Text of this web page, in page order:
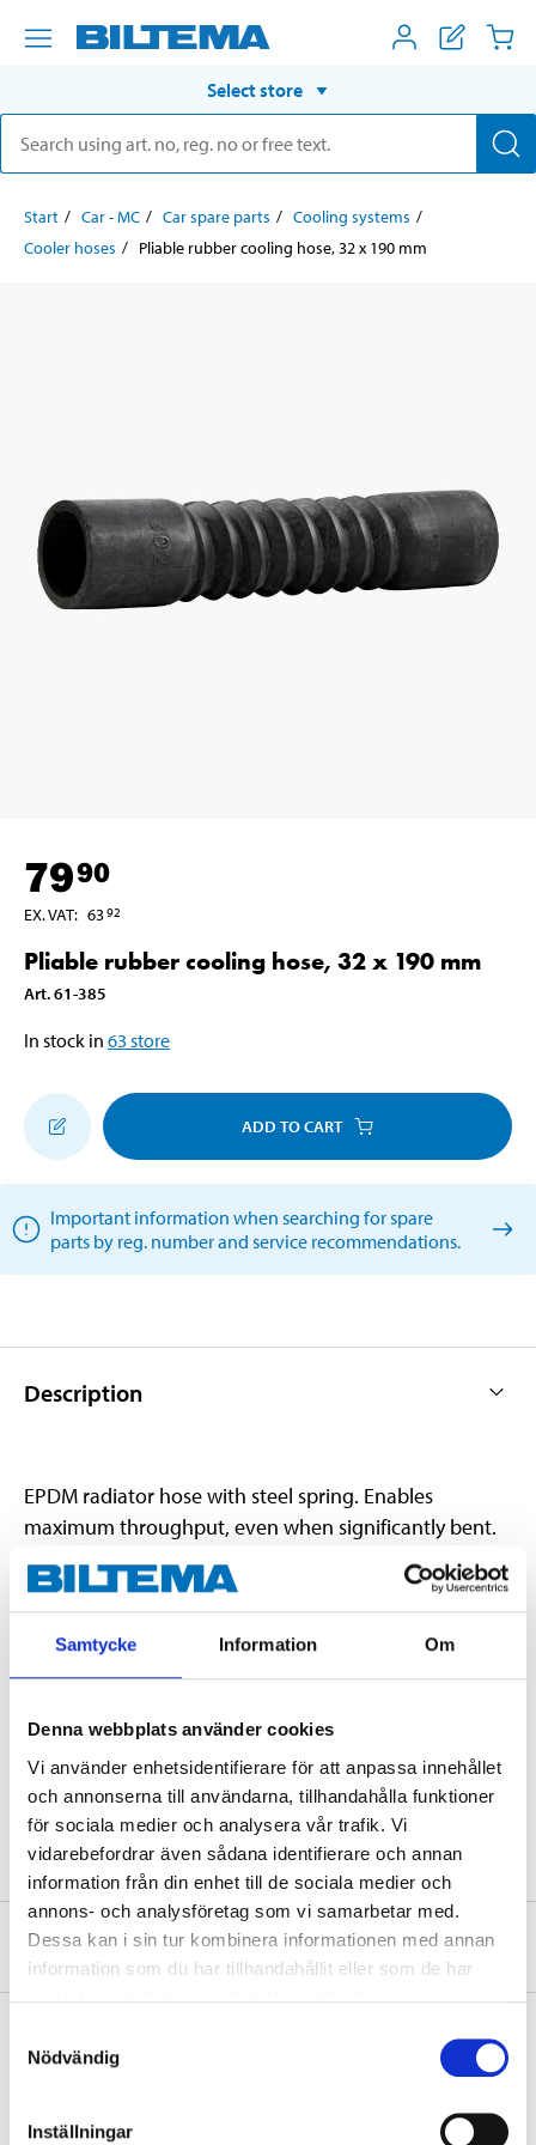
Samtycke Information Om
Denna webbplats använder cookies
Vi använder enhetsidentifierare för att anpassa innehållet
och annonserna till användarna, tillhandahålla funktioner
för sociala medier och analysera vår trafik. Vi
vidarebefordrar även sådana identifierare och annan
information från din enhet till de sociala medier och
annons- och analysföretag som vi samarbetar med.
Dessa kan i sin tur kombinera informationen med annan
information som du har tillhandahållit eller som de har
Nödvändig
Inställningar
Select store
Start Car - MC Car spare parts
Cooling systems
Cooler hoses
Pliable rubber cooling hose, 32 x 190 mm
7990
EX. VAT: 6392
Pliable rubber cooling hose, 32 x 190 mm
Art.61-385
In stock in 63 store
ADD TO CART
Important information when searching for spare
parts by reg. number and service recommendations.
Description
EPDM radiator hose with steel spring. Enables
maximum throughput, even when significantly bent.
Technical specifications
Length
190 mm
Pressure
12 bar
-40–+125 °C
About the manufacturer
Pay & Collect in your local store within 2 hours! For more information